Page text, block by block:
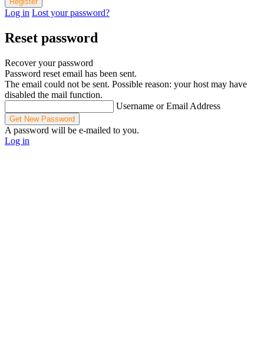
Log in Lost your password?
Reset password
Recover your password
Password reset email has been sent.
The email could not be sent. Possible reason: your host may have
disabled the mail function.
Username or Email Address
A password will be e-mailed to you.
Log in